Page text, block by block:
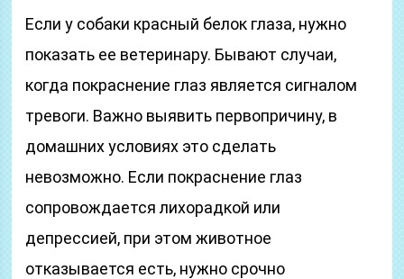
Если у собаки красный белок глаза, нужно
показать ее ветеринару. Бывают случаи,
когда покраснение глаз является сигналом
тревоги. Важно выявить первопричину, в
домашних условиях это сделать
невозможно. Если покраснение глаз
сопровождается лихорадкой или
депрессией, при этом животное
отказывается есть, нужно срочно